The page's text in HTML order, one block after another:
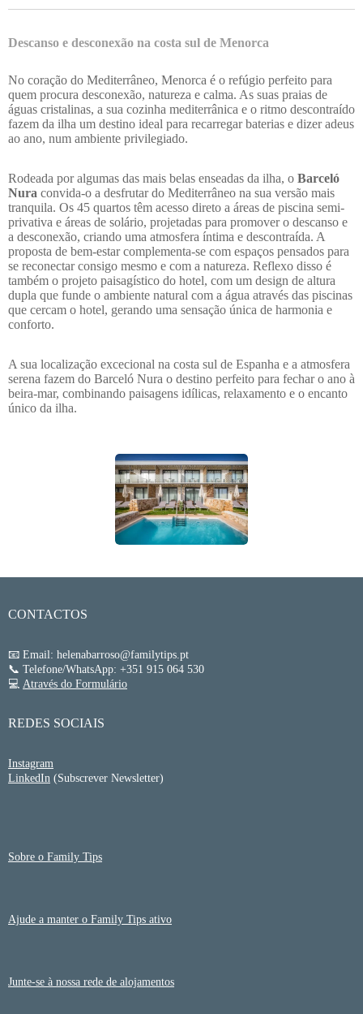
Descanso e desconexão na costa sul de Menorca
No coração do Mediterrâneo, Menorca é o refúgio perfeito para
quem procura desconexão, natureza e calma. As suas praias de
águas cristalinas, a sua cozinha mediterrânica e o ritmo descontraído
fazem da ilha um destino ideal para recarregar baterias e dizer adeus
ao ano, num ambiente privilegiado.
Rodeada por algumas das mais belas enseadas da ilha, o Barceló
Nura convida-o a desfrutar do Mediterrâneo na sua versão mais
tranquila. Os 45 quartos têm acesso direto a áreas de piscina semi-
privativa e áreas de solário, projetadas para promover o descanso e
a desconexão, criando uma atmosfera íntima e descontraída. A
proposta de bem-estar complementa-se com espaços pensados para
se reconectar consigo mesmo e com a natureza. Reflexo disso é
também o projeto paisagístico do hotel, com um design de altura
dupla que funde o ambiente natural com a água através das piscinas
que cercam o hotel, gerando uma sensação única de harmonia e
conforto.
A sua localização excecional na costa sul de Espanha e a atmosfera
serena fazem do Barceló Nura o destino perfeito para fechar o ano à
beira-mar, combinando paisagens idílicas, relaxamento e o encanto
único da ilha.
CONTACTOS
📧 Email: helenabarroso@familytips.pt
📞 Telefone/WhatsApp: +351 915 064 530
💻 Através do Formulário
REDES SOCIAIS
Instagram
LinkedIn (Subscrever Newsletter)
Sobre o Family Tips
Ajude a manter o Family Tips ativo
Junte-se à nossa rede de alojamentos